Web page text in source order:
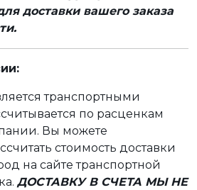
доставки вашего заказа
транспортными
по расценкам
Вы можете
стоимость доставки
на сайте транспортной
ДОСТАВКУ В СЧЕТА МЫ НЕ